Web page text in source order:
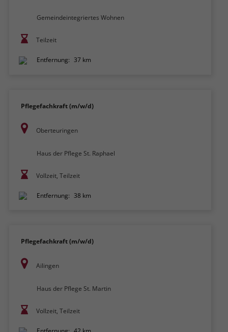
Gemeindeintegriertes Wohnen
Teilzeit
Entfernung: 37 km
Pflegefachkraft (m/w/d)
Oberteuringen
Haus der Pflege St. Raphael
Vollzeit, Teilzeit
Entfernung: 38 km
Pflegefachkraft (m/w/d)
Ailingen
Haus der Pflege St. Martin
Vollzeit, Teilzeit